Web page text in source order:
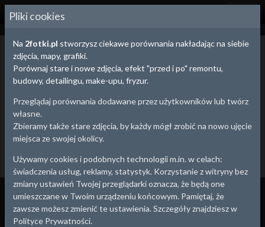
2FOTKI.PL
Lubelskie - porównania zdjęć
Porównania zdjęć, map i fotografii lotniczych obrazują zmiany
zachodzące na przestrzeni czasu.
Możesz na spacerze uchwycić ujęcie z tej samej perspektywy, co
fotograf 100 lat temu lub w ciekawy sposób porównać efekty
budowy, remontu, detailingu, a nawet pracy nad sylwetką tworząc
prywatne porównanie.
Utwórz porównanie Dodaj stare zdjęcie
Powrót Bełżyce 9
Wszystko Porównania Zdjęcia
1983
Pliki cookies
Na 2fotki.pl stworzysz ciekawe porównania nakładając na siebie
zdjęcia, mapy, grafiki.
Porównaj stare i nowe zdjęcia, efekt "przed i po" remontu,
budowy, detailingu, make-upu, fryzur.
Przeglądaj porównania dodawane przez użytkowników lub twórz
własne.
Zbieramy także stare zdjęcia, by każdy mógł zrobić na nowo ujęcie
miejsca ze swojej okolicy.
Używamy cookies i podobnych technologii m.in. w celach:
świadczenia usług, reklamy, statystyk. Korzystanie z witryny bez
zmiany ustawień Twojej przeglądarki oznacza, że będą one
umieszczane w Twoim urządzeniu końcowym. Pamiętaj, że
zawsze możesz zmienić te ustawienia. Szczegóły znajdziesz w
Polityce Prywatności.